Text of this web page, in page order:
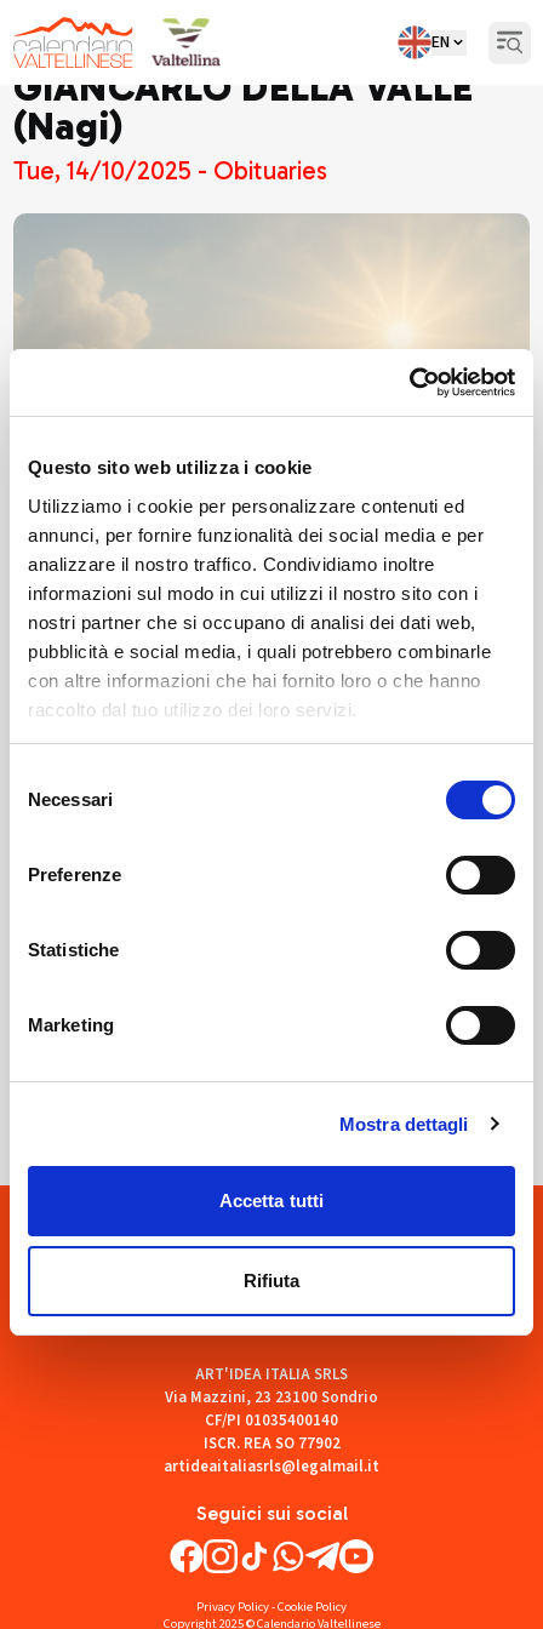
Questo sito web utilizza i cookie
Utilizziamo i cookie per personalizzare contenuti ed
annunci, per fornire funzionalità dei social media e per
analizzare il nostro traffico. Condividiamo inoltre
informazioni sul modo in cui utilizzi il nostro sito con i
nostri partner che si occupano di analisi dei dati web,
pubblicità e social media, i quali potrebbero combinarle
con altre informazioni che hai fornito loro o che hanno
raccolto dal tuo utilizzo dei loro servizi.
delNecessari
Preferenze
Statistiche
Marketing
Mostra dettagli
Accetta tutti
Rifiuta
EN
GIANCARLO DELLA VALLE
(Nagi)
Tue, 14/10/2025 - Obituaries
Obituaries
SOF Società Onoranze Funebri
Seguici sui social
ART'IDEA ITALIA SRLS
Via Mazzini, 23 23100 Sondrio
CF/PI 01035400140
ISCR. REA SO 77902
artideaitaliasrls@legalmail.it
Privacy Policy-Cookie Policy
Copyright 2025 © Calendario Valtellinese